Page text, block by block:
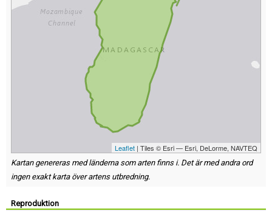
Leaflet | Tiles © Esri — Esri, DeLorme, NAVTEQ
Kartan genereras med länderna som arten finns i. Det är med andra ord
ingen exakt karta över artens utbredning.
Reproduktion